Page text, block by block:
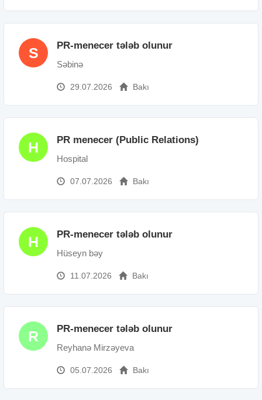
S PR-menecer tələb olunur
Səbinə
29.07.2026 Bakı
H PR menecer (Public Relations)
Hospital
07.07.2026 Bakı
H PR-menecer tələb olunur
Hüseyn bəy
11.07.2026 Bakı
R PR-menecer tələb olunur
Reyhanə Mirzəyeva
05.07.2026 Bakı